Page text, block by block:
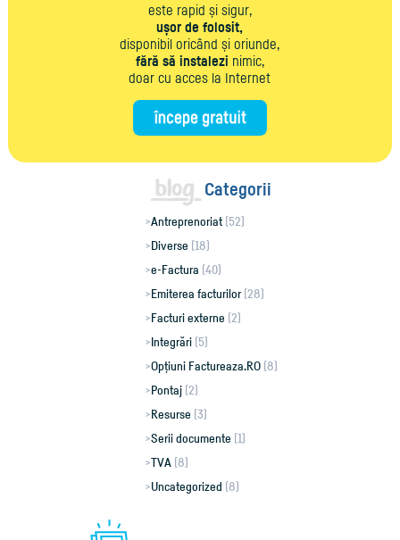
este rapid și sigur,
ușor de folosit,
disponibil oricând și oriunde,
fără să instalezi nimic,
doar cu acces la Internet
Categorii
Antreprenoriat (52)
Diverse (18)
e-Factura (40)
Emiterea facturilor(28)
Facturi externe (2)
Integrări (5)
Opțiuni Factureaza.RO (8)
Pontaj (2)
Resurse (3)
Serii documente (1)
TVA (8)
Uncategorized (8)